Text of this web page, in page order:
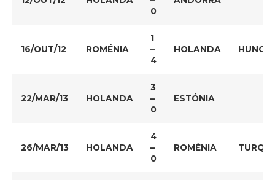
0
16/OUT/12 ROMÉNIA
1
–
4
HOLANDA
22/MAR/13 HOLANDA
3
–
0
ESTÓNIA
26/MAR/13 HOLANDA
4
–
0
ROMÉNIA